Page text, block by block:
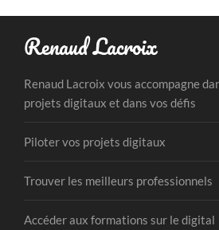
Renaud Lacroix
Renaud Lacroix vous accompagne
projets digitaux et dans vos défis
Piloter vos projets digitaux
Trouver les meilleurs professionnels
Accéder aux formations sur le digital